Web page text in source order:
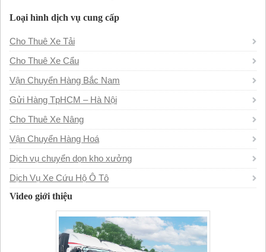
Loại hình dịch vụ cung cấp
Cho Thuê Xe Tải
Cho Thuê Xe Cẩu
Vận Chuyển Hàng Bắc Nam
Gửi Hàng TpHCM – Hà Nội
Cho Thuê Xe Nâng
Vận Chuyển Hàng Hoá
Dịch vụ chuyển dọn kho xưởng
Dịch Vụ Xe Cứu Hộ Ô Tô
Video giới thiệu